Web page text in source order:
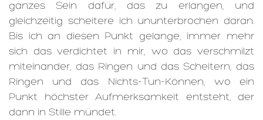
ganzes Sein dafür, das zu erlangen, und
gleichzeitig scheitere ich ununterbrochen daran.
Bis ich an diesen Punkt gelange, immer mehr
sich das verdichtet in mir, wo das verschmilzt
miteinander, das Ringen und das Scheitern, das
Ringen und das Nichts-Tun-Können, wo ein
Punkt höchster Aufmerksamkeit entsteht, der
dann in Stille mündet.